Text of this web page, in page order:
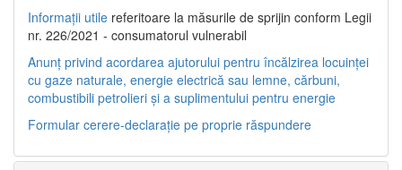
Informații utile referitoare la măsurile de sprijin conform Legii
nr. 226/2021 - consumatorul vulnerabil
Anunț privind acordarea ajutorului pentru încălzirea locuinței
cu gaze naturale, energie electrică sau lemne, cărbuni,
combustibili petrolieri și a suplimentului pentru energie
Formular cerere-declarație pe proprie răspundere